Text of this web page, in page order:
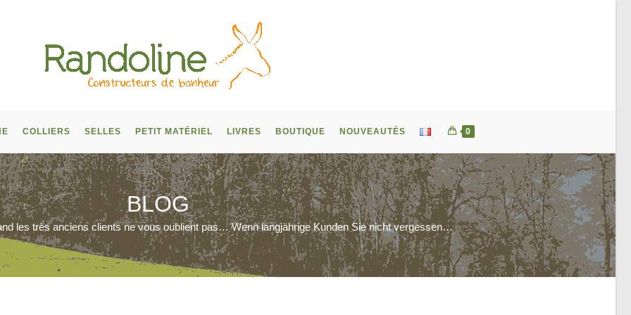
COLLIERS SELLES PETIT MATÉRIEL LIVRES BOUTIQUE NOUVEAUTÉS 0
BLOG
les très anciens clients ne vous oublient pas… Wenn langjährige Kunden Sie nicht vergessen…